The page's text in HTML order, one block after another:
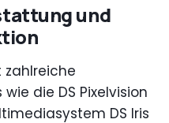
und
zahlreiche
die DS Pixelvision
DS Iris